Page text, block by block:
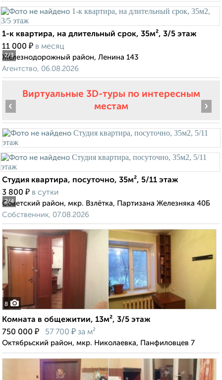
2/3
1-к квартира, на длительный срок, 35м², 3/5 этаж
11 000 ₽ в месяц
Железнодорожный район, Ленина 143
Агентство, 06.08.2026
Виртуальные 3D-туры по интересным
местам
2/4
‹ ›
Студия квартира, посуточно, 35м², 5/11 этаж
3 800 ₽ в сутки
Советский район, мкр. Взлётка, Партизана Железняка 40Б
Собственник, 07.08.2026
8
Комната в общежитии, 13м², 3/5 этаж
750 000 ₽ 57 700 ₽ за м²
Октябрьский район, мкр. Николаевка, Панфиловцев 7